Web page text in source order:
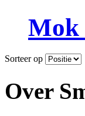
Mok
Sorteer op
Over